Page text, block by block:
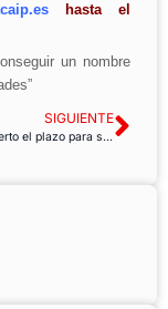
hasta el
un nombre
SIGUIENTE
FAC-USO: Abierto el plazo para solicitar cita previa en la AEAT